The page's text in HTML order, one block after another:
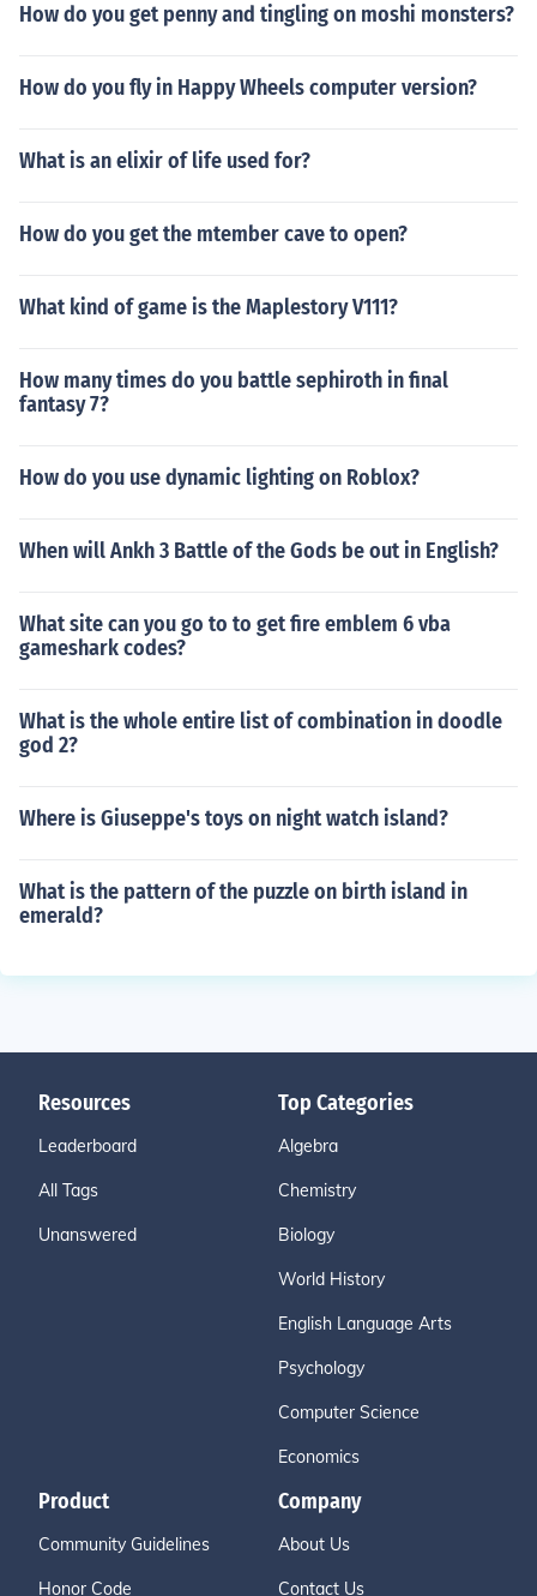
How do you get penny and tingling on moshi monsters?
How do you fly in Happy Wheels computer version?
What is an elixir of life used for?
How do you get the mtember cave to open?
What kind of game is the Maplestory V111?
How many times do you battle sephiroth in final
fantasy 7?
How do you use dynamic lighting on Roblox?
When will Ankh 3 Battle of the Gods be out in English?
What site can you go to to get fire emblem 6 vba
gameshark codes?
What is the whole entire list of combination in doodle
god 2?
Where is Giuseppe's toys on night watch island?
What is the pattern of the puzzle on birth island in
emerald?
Resources
Leaderboard
All Tags
Unanswered
Top Categories
Algebra
Chemistry
Biology
World History
English Language Arts
Psychology
Computer Science
Economics
Product
Community Guidelines
Honor Code
Company
About Us
Contact Us